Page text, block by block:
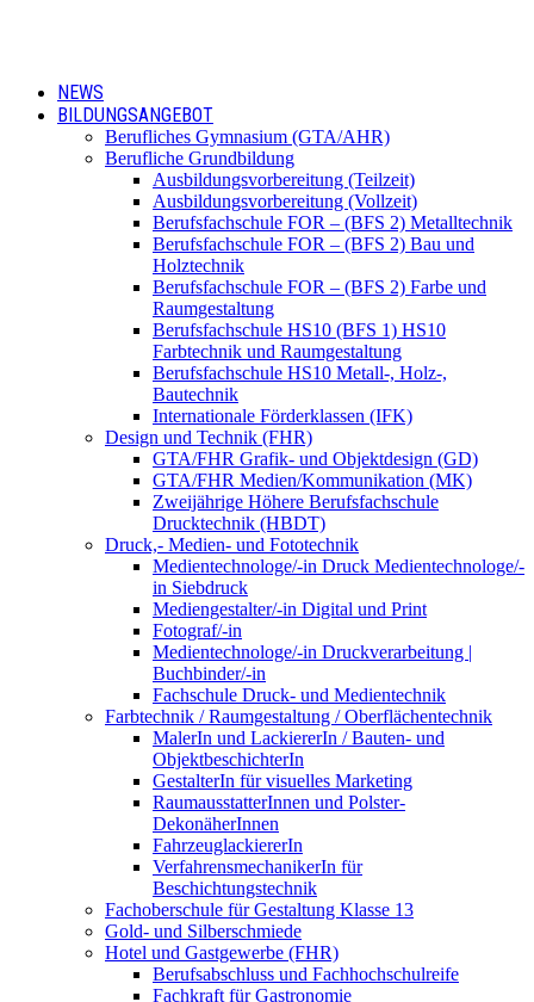
NEWS
BILDUNGSANGEBOT
Berufliches Gymnasium (GTA/AHR)
Berufliche Grundbildung
Ausbildungsvorbereitung (Teilzeit)
Ausbildungsvorbereitung (Vollzeit)
Berufsfachschule FOR – (BFS 2) Metalltechnik
Berufsfachschule FOR – (BFS 2) Bau und
Holztechnik
Berufsfachschule FOR – (BFS 2) Farbe und
Raumgestaltung
Berufsfachschule HS10 (BFS 1) HS10
Farbtechnik und Raumgestaltung
Berufsfachschule HS10 Metall-, Holz-,
Bautechnik
Internationale Förderklassen (IFK)
Design und Technik (FHR)
GTA/FHR Grafik- und Objektdesign (GD)
GTA/FHR Medien/Kommunikation (MK)
Zweijährige Höhere Berufsfachschule
Drucktechnik (HBDT)
Druck,- Medien- und Fototechnik
Medientechnologe/-in Druck Medientechnologe/-
in Siebdruck
Mediengestalter/-in Digital und Print
Fotograf/-in
Medientechnologe/-in Druckverarbeitung |
Buchbinder/-in
Fachschule Druck- und Medientechnik
Farbtechnik / Raumgestaltung / Oberflächentechnik
MalerIn und LackiererIn / Bauten- und
ObjektbeschichterIn
GestalterIn für visuelles Marketing
RaumausstatterInnen und Polster-
DekonäherInnen
FahrzeuglackiererIn
VerfahrensmechanikerIn für
Beschichtungstechnik
Fachoberschule für Gestaltung Klasse 13
Gold- und Silberschmiede
Hotel und Gastgewerbe (FHR)
Berufsabschluss und Fachhochschulreife
Fachkraft für Gastronomie